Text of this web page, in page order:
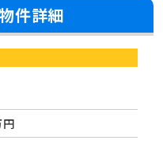
件詳細
円